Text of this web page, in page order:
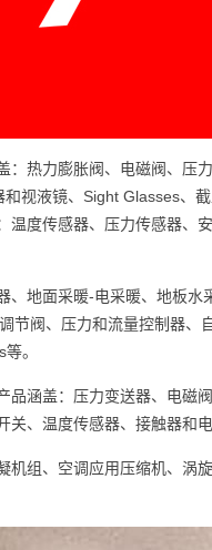
热力膨胀阀、电磁阀、压
视液镜、Sight Glasses、
度传感器、压力传感器、
地面采暖-电采暖、地板水
阀、压力和流量控制器、
。
涵盖：压力变送器、电磁
、温度传感器、接触器和
组、空调应用压缩机、涡